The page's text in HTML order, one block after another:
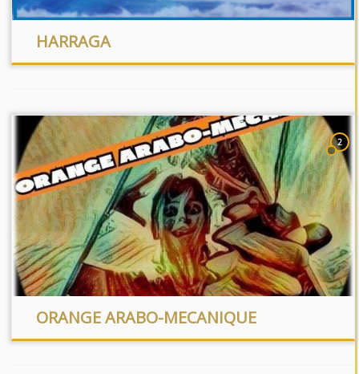
HARRAGA
2
ORANGE ARABO-MECANIQUE